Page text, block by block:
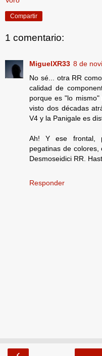
Compartir
1 comentario:
MiguelXR33 8 de
No sé... otra RR
calidad de
porque es "lo
visto dos décadas
V4 y la Panigale es
Ah! Y ese frontal,
pegatinas de
Desmoseidici RR.
Responder